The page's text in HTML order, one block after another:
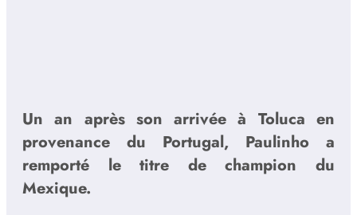
Un an après son arrivée à Toluca en
provenance du Portugal, Paulinho a
remporté le titre de champion du
Mexique.